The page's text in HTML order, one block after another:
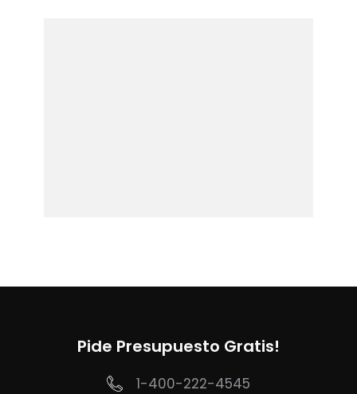
Pide Presupuesto Gratis!
1-400-222-4545